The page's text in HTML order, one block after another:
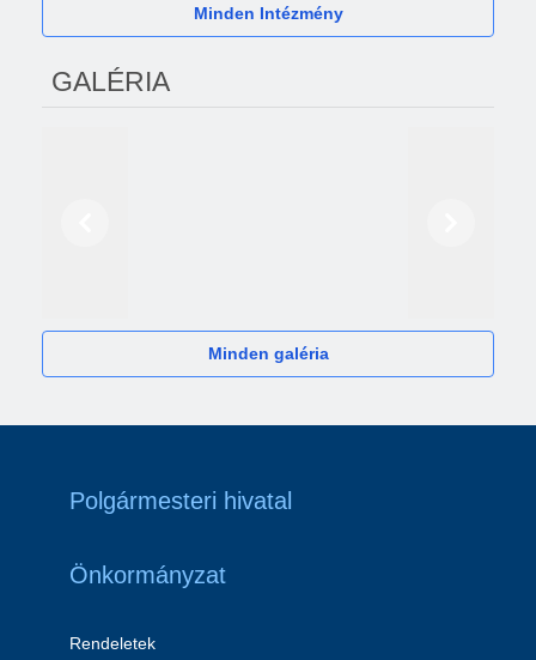
Minden Intézmény
GALÉRIA
Minden galéria
Polgármesteri hivatal
Önkormányzat
Rendeletek